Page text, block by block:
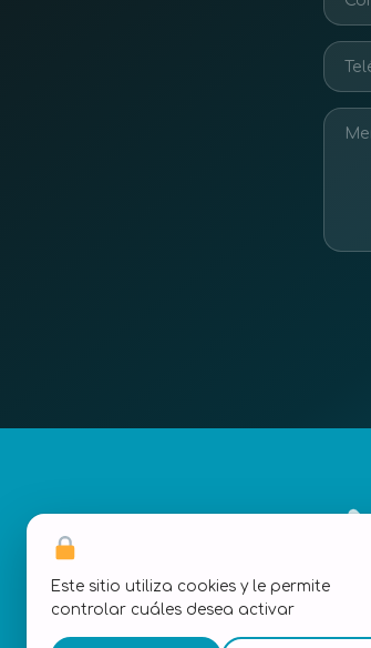
Este sitio utiliza cookies y le permite
controlar cuáles desea activar